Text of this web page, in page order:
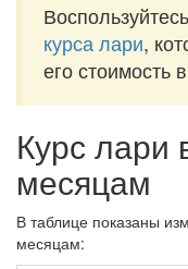
курса лари,
его стоимость
Курс лари
месяцам
В таблице показаны
месяцам: